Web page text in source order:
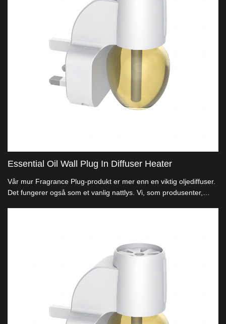
Essential Oil Wall Plug In Diffuser Heater
Vår mur Fragrance Plug-produkt er mer enn en viktig oljediffuser.
Det fungerer også som et vanlig nattlys. Vi, som produsenter,